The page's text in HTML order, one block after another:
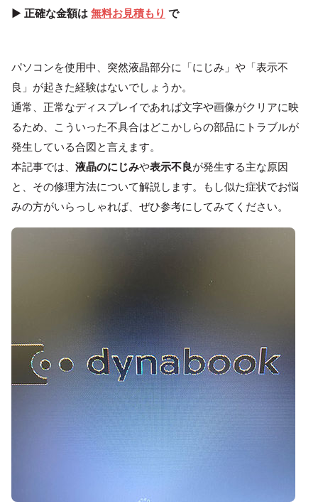
▶ 正確な金額は 無料お見積もり で
パソコンを使用中、突然液晶部分に「にじみ」や「表示不
良」が起きた経験はないでしょうか。
通常、正常なディスプレイであれば文字や画像がクリアに映
るため、こういった不具合はどこかしらの部品にトラブルが
発生している合図と言えます。
本記事では、 液晶のにじみや表示不良が発生する主な原因
と、その修理方法について解説します。もし似た症状でお悩
みの方がいらっしゃれば、ぜひ参考にしてみてください。